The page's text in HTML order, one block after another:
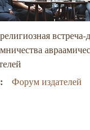
Форум издателей